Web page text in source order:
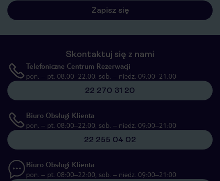
Zapisz się
Skontaktuj się z nami
Telefoniczne Centrum Rezerwacji
pon. – pt. 08:00–22:00, sob. – niedz. 09:00–21:00
22 270 31 20
Biuro Obsługi Klienta
pon. – pt. 08:00–22:00, sob. – niedz. 09:00–21:00
22 255 04 02
Biuro Obsługi Klienta
pon. – pt. 08:00–22:00, sob. – niedz. 09:00–21:00